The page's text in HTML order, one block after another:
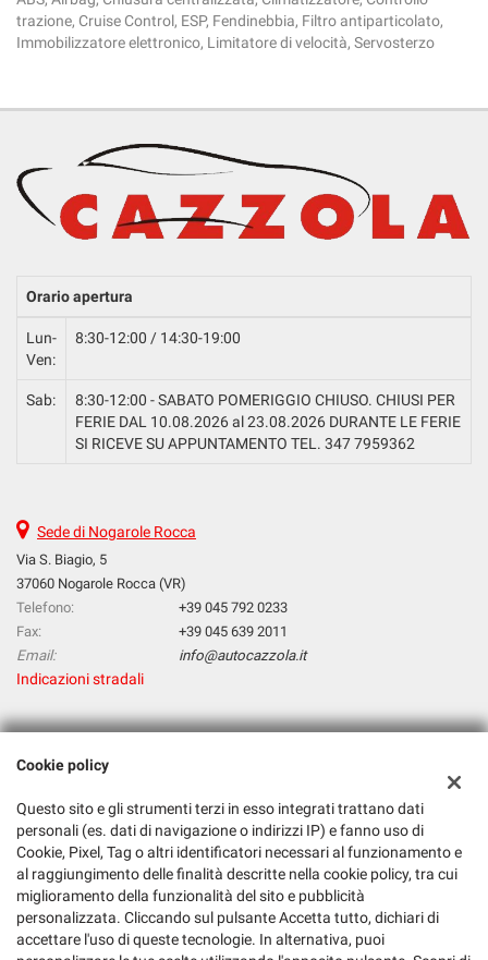
trazione, Cruise Control, ESP, Fendinebbia, Filtro antiparticolato,
Immobilizzatore elettronico, Limitatore di velocità, Servosterzo
Orario apertura
Lun-
Ven:
8:30-12:00 / 14:30-19:00
Sab:
8:30-12:00 - SABATO POMERIGGIO CHIUSO. CHIUSI PER
FERIE DAL 10.08.2026 al 23.08.2026 DURANTE LE FERIE
SI RICEVE SU APPUNTAMENTO TEL. 347 7959362
Sede di Nogarole Rocca
Via S. Biagio, 5
37060 Nogarole Rocca (VR)
Telefono:
+39 045 792 0233
Fax:
+39 045 639 2011
Email:
info@autocazzola.it
Indicazioni stradali
Dati fiscali:
Via S. Biagio, 5, Nogarole Rocca (VR)
C.F/P.IVA:03265120232
Registro delle imprese:VR
Cookie policy
Questo sito e gli strumenti terzi in esso integrati trattano dati
personali (es. dati di navigazione o indirizzi IP) e fanno uso di
Cookie, Pixel, Tag o altri identificatori necessari al funzionamento e
al raggiungimento delle finalità descritte nella cookie policy, tra cui
miglioramento della funzionalità del sito e pubblicità
personalizzata. Cliccando sul pulsante Accetta tutto, dichiari di
accettare l'uso di queste tecnologie. In alternativa, puoi